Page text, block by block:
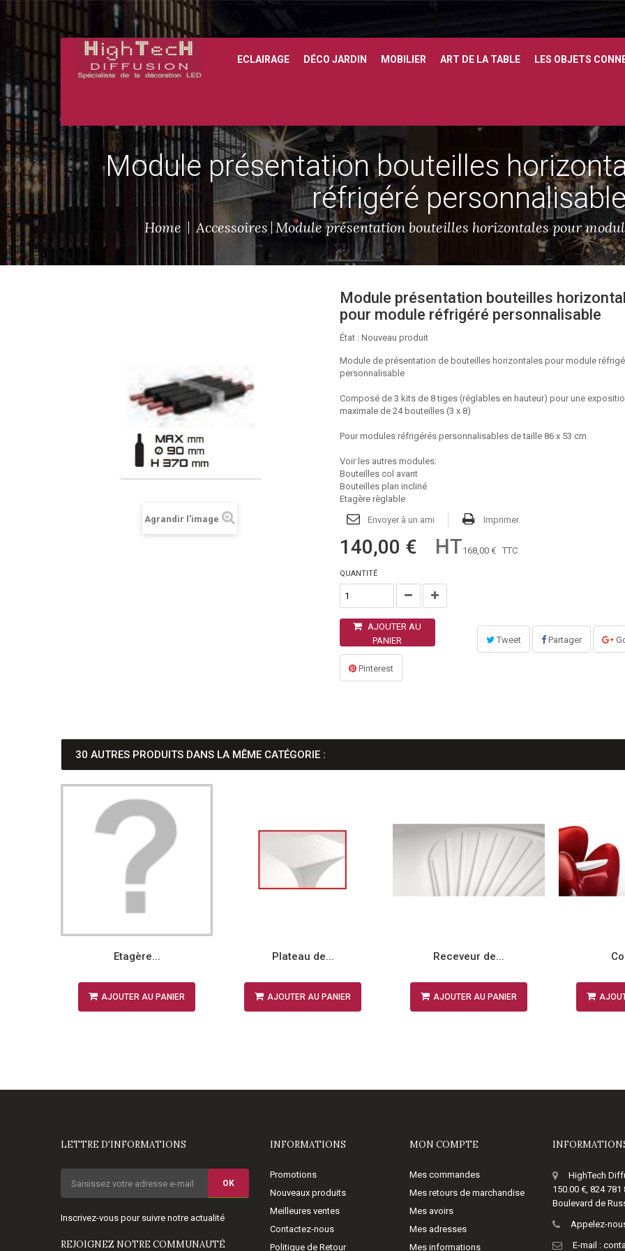
ECLAIRAGE DÉCO JARDIN MOBILIER ART DE LA TABLE LES OBJETS
Module présentation bouteilles
réfrigéré
Home Accessoires Module présentation bouteilles horizontales pour
Agrandir l'image
Module présentation bouteilles
pour module réfrigéré personnalisable
État : Nouveau produit
Module de présentation de bouteilles horizontales pour module
personnalisable
Composé de 3 kits de 8 tiges (réglables en hauteur) pour une
maximale de 24 bouteilles (3 x 8)
Pour modules réfrigérés personnalisables de taille 86 x 53 cm
Voir les autres modules:
Bouteilles col avant
Bouteilles plan incliné
Etagère règlable
Envoyer à un ami
Imprimer
140,00 € HT168,00 € TTC
QUANTITÉ
AJOUTER AU
PANIER
Tweet Partager
Pinterest
30 AUTRES PRODUITS DANS LA MÊME CATÉGORIE :
Etagère...
AJOUTER AU PANIER
Plateau de...
AJOUTER AU PANIER
Receveur de...
AJOUTER AU PANIER
LETTRE D'INFORMATIONS
OK
Inscrivez-vous pour suivre notre actualité
REJOIGNEZ NOTRE COMMUNAUTÉ
INFORMATIONS
Promotions
Nouveaux produits
Meilleures ventes
Contactez-nous
Politique de Retour
MON COMPTE
Mes commandes
Mes retours de marchandise
Mes avoirs
Mes adresses
Mes informations
HighTech
150.00 €, 824 781
Boulevard de
Appelez-
E-mail :